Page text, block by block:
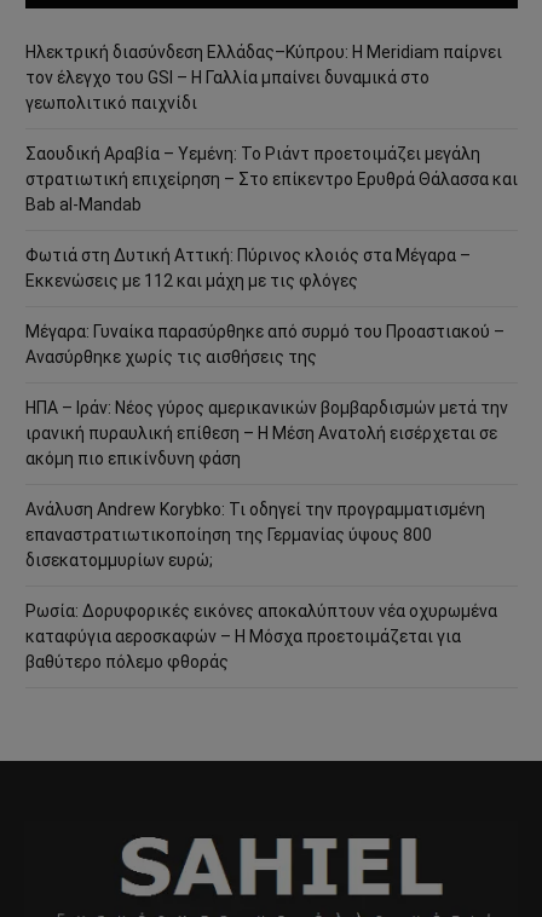
Ηλεκτρική διασύνδεση Ελλάδας–Κύπρου: Η Meridiam παίρνει
τον έλεγχο του GSI – Η Γαλλία μπαίνει δυναμικά στο
γεωπολιτικό παιχνίδι
Σαουδική Αραβία – Υεμένη: Το Ριάντ προετοιμάζει μεγάλη
στρατιωτική επιχείρηση – Στο επίκεντρο Ερυθρά Θάλασσα και
Bab al-Mandab
Φωτιά στη Δυτική Αττική: Πύρινος κλοιός στα Μέγαρα –
Εκκενώσεις με 112 και μάχη με τις φλόγες
Μέγαρα: Γυναίκα παρασύρθηκε από συρμό του Προαστιακού –
Ανασύρθηκε χωρίς τις αισθήσεις της
ΗΠΑ – Ιράν: Νέος γύρος αμερικανικών βομβαρδισμών μετά την
ιρανική πυραυλική επίθεση – Η Μέση Ανατολή εισέρχεται σε
ακόμη πιο επικίνδυνη φάση
Ανάλυση Andrew Korybko: Τι οδηγεί την προγραμματισμένη
επαναστρατιωτικοποίηση της Γερμανίας ύψους 800
δισεκατομμυρίων ευρώ;
Ρωσία: Δορυφορικές εικόνες αποκαλύπτουν νέα οχυρωμένα
καταφύγια αεροσκαφών – Η Μόσχα προετοιμάζεται για
βαθύτερο πόλεμο φθοράς